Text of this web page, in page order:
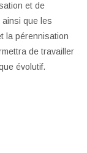
et de
ainsi que les
la pérennisation
de travailler
évolutif.